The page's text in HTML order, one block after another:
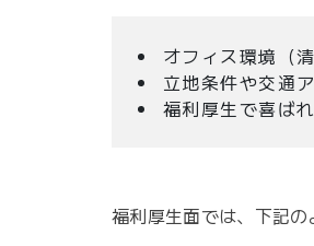
オフィス環境（
立地条件や交通
福利厚生で喜ば
福利厚生面では、下記の